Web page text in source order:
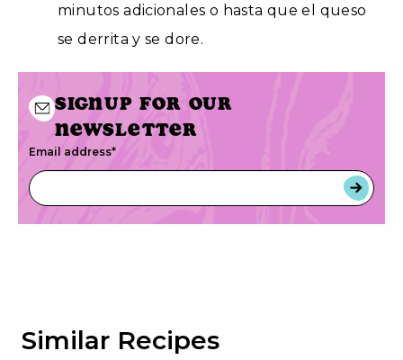
minutos adicionales o hasta que el queso
se derrita y se dore.
Signup for our
newsletter
Email address*
Similar Recipes